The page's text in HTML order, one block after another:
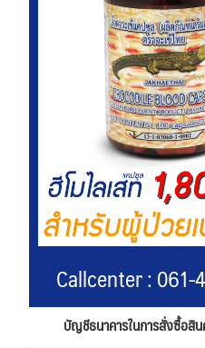
Callcenter : 061-
บัญชีธนาคารในการสั่งซื้อสิน